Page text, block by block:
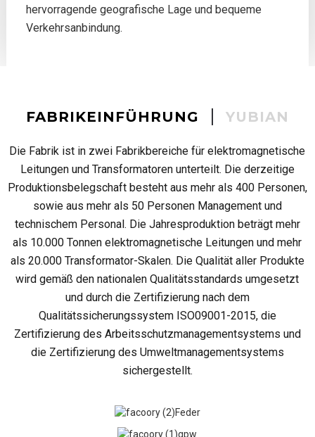
hervorragende geografische Lage und bequeme
Verkehrsanbindung.
FABRIKEINFÜHRUNG YUBIAN
Die Fabrik ist in zwei Fabrikbereiche für elektromagnetische
Leitungen und Transformatoren unterteilt. Die derzeitige
Produktionsbelegschaft besteht aus mehr als 400 Personen,
sowie aus mehr als 50 Personen Management und
technischem Personal. Die Jahresproduktion beträgt mehr
als 10.000 Tonnen elektromagnetische Leitungen und mehr
als 20.000 Transformator-Skalen. Die Qualität aller Produkte
wird gemäß den nationalen Qualitätsstandards umgesetzt
und durch die Zertifizierung nach dem
Qualitätssicherungssystem ISO09001-2015, die
Zertifizierung des Arbeitsschutzmanagementsystems und
die Zertifizierung des Umweltmanagementsystems
sichergestellt.